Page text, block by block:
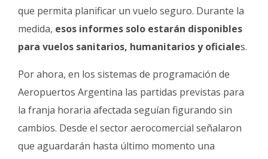
que permita planificar un vuelo seguro. Durante la
medida, esos informes solo estarán disponibles
para vuelos sanitarios, humanitarios y oficiales.
Por ahora, en los sistemas de programación de
Aeropuertos Argentina las partidas previstas para
la franja horaria afectada seguían figurando sin
cambios. Desde el sector aerocomercial señalaron
que aguardarán hasta último momento una